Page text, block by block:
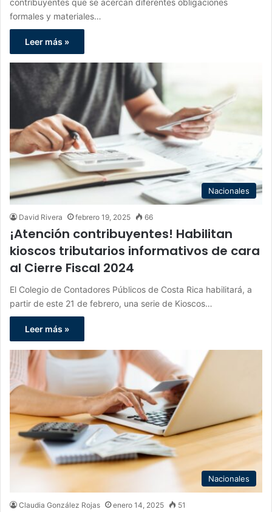
formales y materiales…
Leer más »
Nacionales
David Rivera febrero 19, 2025 66
¡Atención contribuyentes! Habilitan
kioscos tributarios informativos de cara
al Cierre Fiscal 2024
El Colegio de Contadores Públicos de Costa Rica habilitará, a
partir de este 21 de febrero, una serie de Kioscos…
Leer más »
Nacionales
Claudia González Rojas enero 14, 2025 51